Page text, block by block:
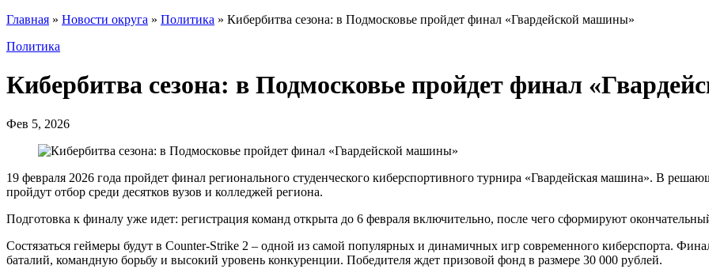
Главная » Новости округа » Политика » Кибербитва сезона: в Подмосковье пройдет финал «Гвардейской машины»
Политика
Кибербитва сезона: в Подмосковье пройдет финал
Фев 5, 2026
19 февраля 2026 года пройдет финал регионального студенческого киберспортивного турнира «Гвардейская машина». В
пройдут отбор среди десятков вузов и колледжей региона.
Подготовка к финалу уже идет: регистрация команд открыта до 6 февраля включительно, после чего сформируют
Состязаться геймеры будут в Counter-Strike 2 – одной из самой популярных и динамичных игр современного киберспорта.
баталий, командную борьбу и высокий уровень конкуренции. Победителя ждет призовой фонд в размере 30 000 рублей.